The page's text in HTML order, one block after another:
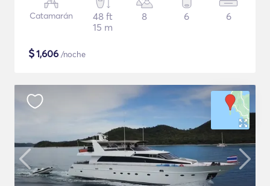
Catamarán
48 ft
15 m
8 6 6
$1,606 /noche